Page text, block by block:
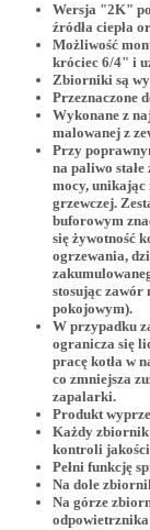
Wersja "2K"
źródła ciepła
Możliwość
króciec 6/4" i
Zbiorniki są
Przeznaczone
Wykonane z
malowanej z
Przy
na paliwo
mocy,
grzewczej.
buforowym
się żywotność
ogrzewania,
stosując zawór
pokojowym).
W przypadku
ogranicza się
pracę kotła w
co zmniejsza
zapalarki.
Produkt
Każdy zbiornik
kontroli
Pełni funkcję
Na dole
Na górze